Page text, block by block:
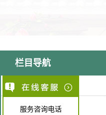
栏目导航
医院简介
医疗环境
服务咨询电话